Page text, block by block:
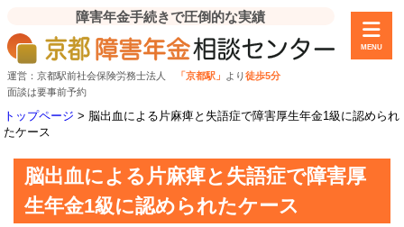
障害年金手続きで圧倒的な実績
運営：京都駅前社会保険労務士法人 「京都駅」 より徒歩5分
面談は要事前予約
MENU
トップページ > 脳出血による片麻痺と失語症で障害厚生年金1級に認められ
たケース
脳出血による片麻痺と失語症で障害厚
生年金1級に認められたケース